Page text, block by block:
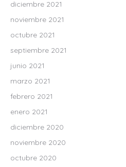
diciembre 2021
noviembre 2021
octubre 2021
septiembre 2021
junio 2021
marzo 2021
febrero 2021
enero 2021
diciembre 2020
noviembre 2020
octubre 2020